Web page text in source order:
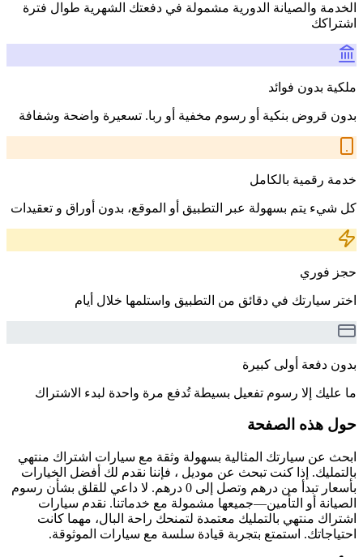
الخدمة والصيانة الدورية مشمولة في دفعتك الشهرية طوال فترة
اشتراكك
ملكية بدون فوائد
بدون قروض بنكية أو رسوم مخفية أو ربا. تسعيرة واضحة وشفافة
خدمة رقمية بالكامل
كل شيء يتم بسهولة عبر التطبيق أو الموقع، بدون أوراق و تعقيدات
حجز فوري
اختر سيارتك في دقائق من التطبيق واستلمها خلال أيام
بدون دفعة أولى كبيرة
ما عليك إلا رسوم تفعيل بسيطة تُدفع مرة واحدة لبدء الاشتراك
حول هذه الصفحة
ابحث عن سيارتك المثالية بسهولة وثقة مع سيارات اشتراك منتهي
بالتمليك. إذا كنت تبحث عن موديل ، فإننا نقدم لك أفضل الخيارات
بأسعار تبدأ من درهم وتصل إلى 0 درهم. لا داعي للقلق بشأن رسوم
الصيانة أو التأمين—جميعها مشمولة مع خدماتنا. نقدم سيارات
اشتراك منتهي بالتمليك معتمدة لتمنحك راحة البال، مهما كانت
احتياجاتك. استمتع بتجربة قيادة سلسة مع سيارات الموثوقة.